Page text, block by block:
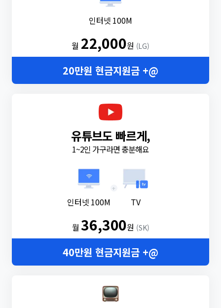
인터넷 100M
월 22,000원 (LG)
20만원 현금지원금 +@
유튜브도 빠르게,
1~2인 가구라면 충분해요
인터넷 100M
+
TV
월36,300원 (SK)
40만원 현금지원금 +@